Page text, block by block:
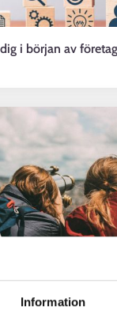
Information
i början av
arbetsgivare att få
att anställa unga